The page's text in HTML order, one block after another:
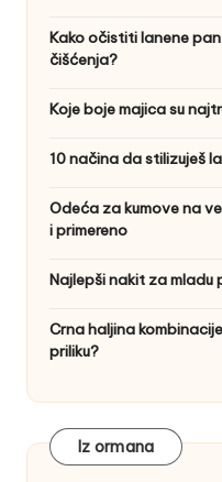
Kako očistiti lanene
čišćenja?
Koje boje majica su
10 načina da stilizuješ
Odeća za kumove na
i primereno
Najlepši nakit za mladu
Crna haljina
priliku?
Iz ormana